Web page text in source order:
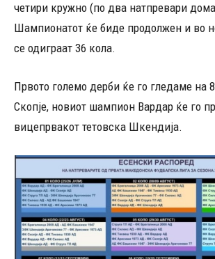
четири кружно (по два натпревари
Шампионатот ќе биде продолжен и во
се одиграат 36 кола.
Првото големо дерби ќе го гледаме на
Скопје, новиот шампион Вардар ќе го
вицепрвакот тетовска Шкендија.